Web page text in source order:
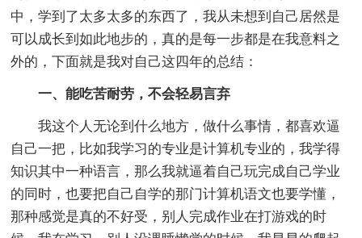
中，学到了太多太多的东西了，我从未想到自己居然是
可以成长到如此地步的，真的是每一步都是在我意料之
外的，下面就是我对自己这四年的总结：
一、能吃苦耐劳，不会轻易言弃
我这个人无论到什么地方，做什么事情，都喜欢逼
自己一把，比如我学习的专业是计算机专业的，我学得
知识其中一种语言，那么我就逼着自己玩完成自己学业
的同时，也要把自己自学的那门计算机语文也要学懂，
那种感觉是真的不好受，别人完成作业在打游戏的时